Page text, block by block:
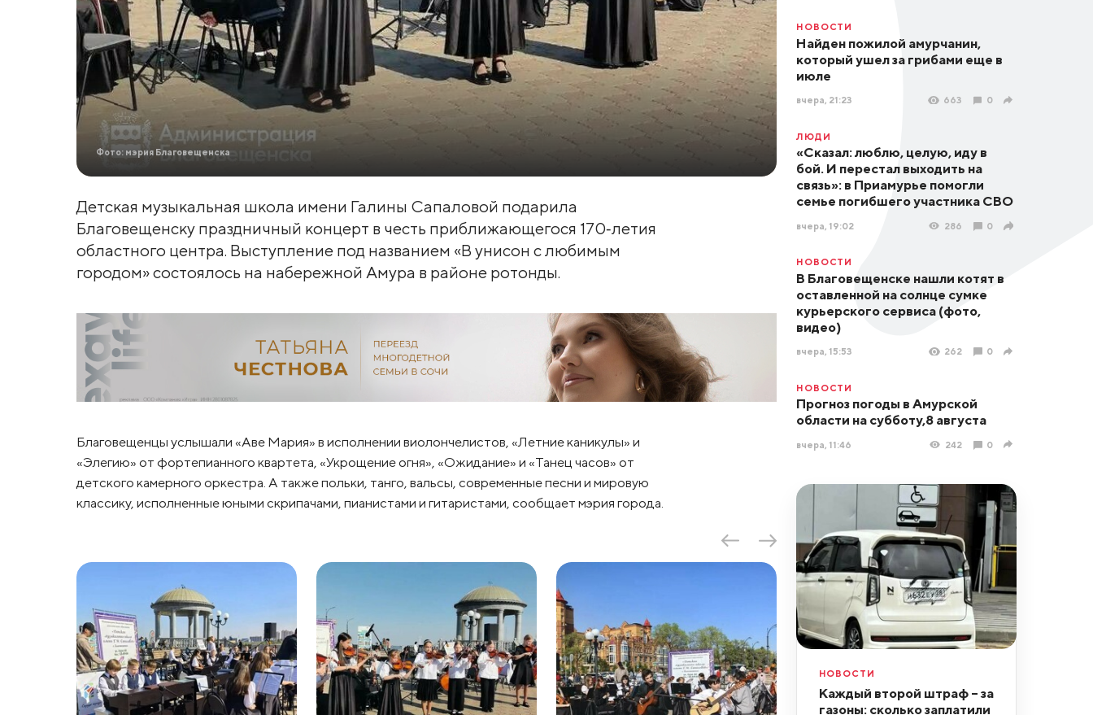
Фото: мэрия Благовещенска
Детская музыкальная школа имени Галины Сапаловой подарила
Благовещенску праздничный концерт в честь приближающегося 170‑летия
областного центра. Выступление под названием «В унисон с любимым
городом» состоялось на набережной Амура в районе ротонды.
Благовещенцы услышали «Аве Мария» в исполнении виолончелистов, «Летние каникулы» и
«Элегию» от фортепианного квартета, «Укрощение огня», «Ожидание» и «Танец часов» от
детского камерного оркестра. А также польки, танго, вальсы, современные песни и мировую
классику, исполненные юными скрипачами, пианистами и гитаристами, сообщает мэрия города.
НОВОСТИ
Найден пожилой амурчанин,
который ушел за грибами еще в
июле
вчера, 21:23 663 0
ЛЮДИ
«Сказал: люблю, целую, иду в
бой. И перестал выходить на
связь»: в Приамурье помогли
семье погибшего участника СВО
вчера, 19:02 286 0
НОВОСТИ
В Благовещенске нашли котят в
оставленной на солнце сумке
курьерского сервиса (фото,
видео)
вчера, 15:53 262 0
НОВОСТИ
Прогноз погоды в Амурской
области на субботу,8 августа
вчера, 11:46 242 0
НОВОСТИ
Каждый второй штраф – за
газоны: сколько заплатили